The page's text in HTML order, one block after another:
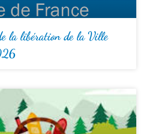
la libération de la Ville